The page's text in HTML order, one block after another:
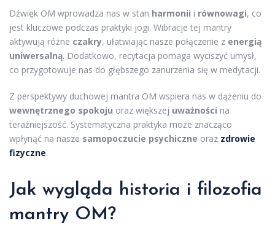
Dźwięk OM wprowadza nas w stan harmonii i równowagi, co
jest kluczowe podczas praktyki jogi. Wibracje tej mantry
aktywują różne czakry, ułatwiając nasze połączenie z energią
uniwersalną. Dodatkowo, recytacja pomaga wyciszyć umysł,
co przygotowuje nas do głębszego zanurzenia się w medytacji.
Z perspektywy duchowej mantra OM wspiera nas w dążeniu do
wewnętrznego spokoju oraz większej uważności na
teraźniejszość. Systematyczna praktyka może znacząco
wpłynąć na nasze samopoczucie psychiczne oraz zdrowie
fizyczne.
Jak wygląda historia i filozofia
mantry OM?